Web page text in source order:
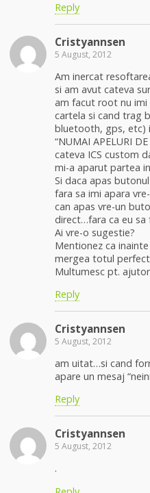
Reply
Cristyannsen
5 August, 2012
Am inercat
si am avut cateva
am facut root nu imi
cartela si cand trag
bluetooth, gps, etc)
“NUMAI APELURI
cateva ICS custom
mi-a aparut partea
Si daca apas
fara sa imi apara
can apas vre-un
direct…fara ca eu sa
Ai vre-o sugestie?
Mentionez ca
mergea totul
Multumesc pt. ajutor
Reply
Cristyannsen
5 August, 2012
am uitat…si cand
apare un mesaj
Reply
Cristyannsen
5 August, 2012
.